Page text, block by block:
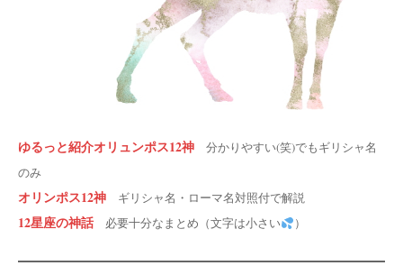
ゆるっと紹介オリュンポス12神 分かりやすい(笑)でもギリシャ名
のみ
オリンポス12神 ギリシャ名・ローマ名対照付で解説
12星座の神話 必要十分なまとめ（文字は小さい ）